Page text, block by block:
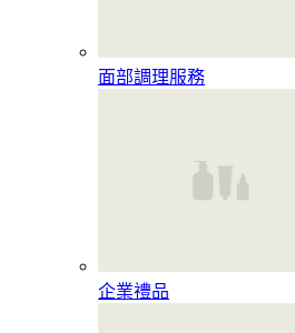
面部調理服務
企業禮品